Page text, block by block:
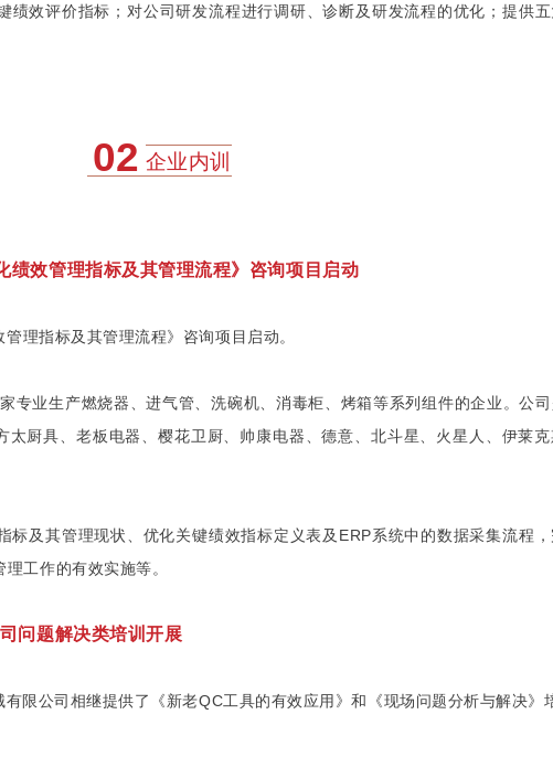
绩效评价指标；对公司研发流程进行调研、诊断及研发流程的优化；提供
02 企业内训
绩效管理指标及其管理流程》咨询项目启动
理指标及其管理流程》咨询项目启动。
专业生产燃烧器、进气管、洗碗机、消毒柜、烤箱等系列组件的企业。公
太厨具、老板电器、樱花卫厨、帅康电器、德意、北斗星、火星人、伊莱
标及其管理现状、优化关键绩效指标定义表及ERP系统中的数据采集流程
工作的有效实施等。
问题解决类培训开展
限公司相继提供了《新老QC工具的有效应用》和《现场问题分析与解决》